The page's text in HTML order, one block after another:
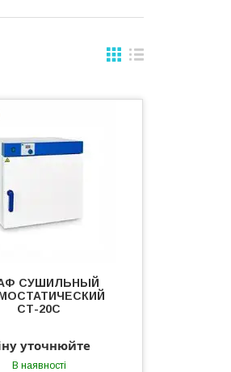
СУШИЛЬНЫЙ
СТ-20С
уточнюйте
В наявності